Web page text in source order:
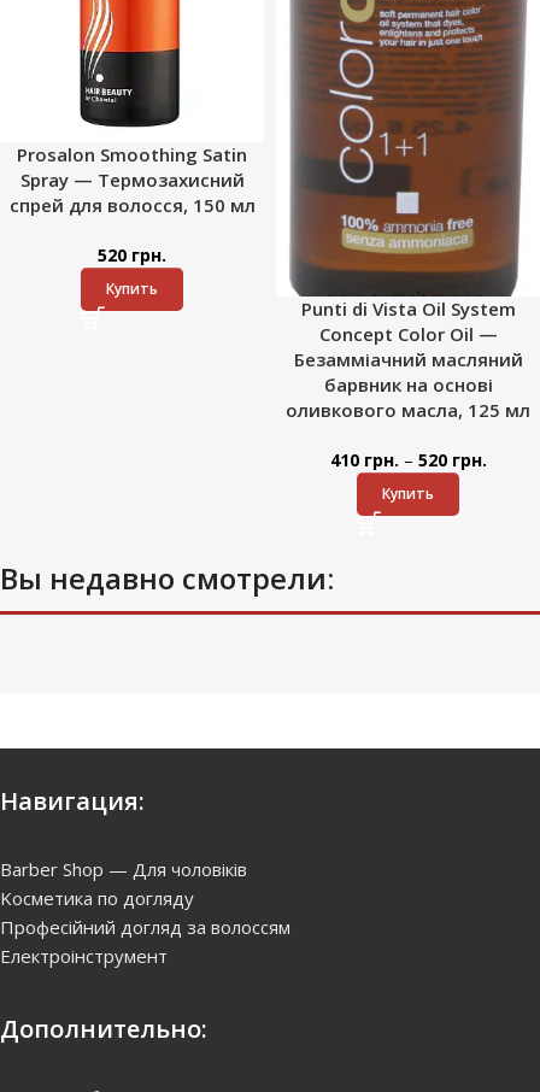
Prosalon Smoothing Satin
Spray — Термозахисний
спрей для волосся, 150 мл
520 грн.
Купить
Punti di Vista Oil System
Concept Color Oil —
Безамміачний масляний
барвник на основі
оливкового масла, 125 мл
410 грн. – 520 грн.
Купить
Вы недавно смотрели:
Навигация:
Barber Shop — Для чоловіків
Kосметика по догляду
Професійний догляд за волоссям
Електроінструмент
Дополнительно: